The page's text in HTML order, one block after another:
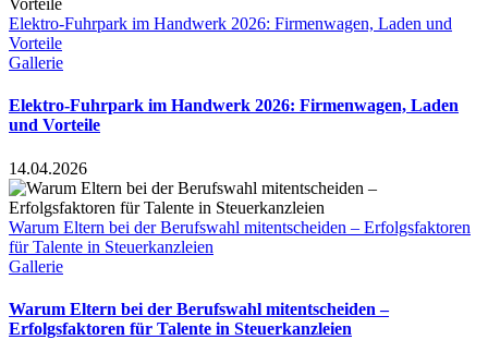
Elektro-Fuhrpark im Handwerk 2026: Firmenwagen, Laden und
Vorteile
Gallerie
Elektro-Fuhrpark im Handwerk 2026: Firmenwagen, Laden
und Vorteile
14.04.2026
Warum Eltern bei der Berufswahl mitentscheiden – Erfolgsfaktoren
für Talente in Steuerkanzleien
Gallerie
Warum Eltern bei der Berufswahl mitentscheiden –
Erfolgsfaktoren für Talente in Steuerkanzleien